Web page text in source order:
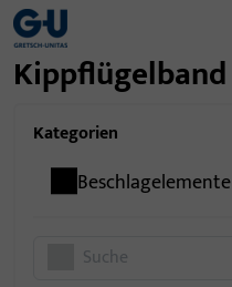
Kippflügelband
Kategorien
Beschlagelemente